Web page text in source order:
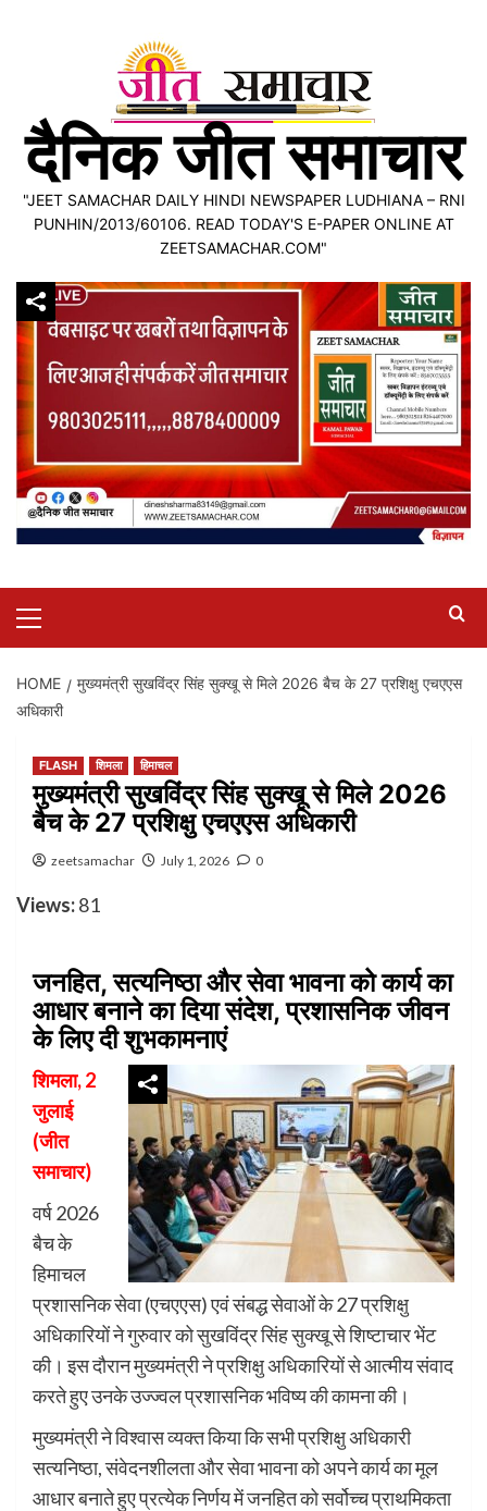
दैनिक जीत समाचार
"JEET SAMACHAR DAILY HINDI NEWSPAPER LUDHIANA – RNI
PUNHIN/2013/60106. READ TODAY'S E-PAPER ONLINE AT
ZEETSAMACHAR.COM"
Menu
HOME
मुख्यमंत्री सुखविंद्र सिंह सुक्खू से मिले 2026 बैच के 27 प्रशिक्षु एचएएस
अधिकारी
FLASH शिमला हिमाचल
मुख्यमंत्री सुखविंद्र सिंह सुक्खू से मिले 2026
बैच के 27 प्रशिक्षु एचएएस अधिकारी
zeetsamachar July 1, 2026 0
Views:81
जनहित, सत्यनिष्ठा और सेवा भावना को कार्य का
आधार बनाने का दिया संदेश, प्रशासनिक जीवन
के लिए दी शुभकामनाएं
शिमला, 2
जुलाई
(जीत
समाचार)
वर्ष 2026
बैच के
हिमाचल
प्रशासनिक सेवा (एचएएस) एवं संबद्ध सेवाओं के 27 प्रशिक्षु
अधिकारियों ने गुरुवार कोसुखविंद्र सिंह सुक्खूसे शिष्टाचार भेंट
की। इस दौरान मुख्यमंत्री ने प्रशिक्षु अधिकारियों से आत्मीय संवाद
करते हुए उनके उज्ज्वल प्रशासनिक भविष्य की कामना की।
मुख्यमंत्री ने विश्वास व्यक्त किया कि सभी प्रशिक्षु अधिकारी
सत्यनिष्ठा, संवेदनशीलता और सेवा भावना को अपने कार्य का मूल
आधार बनाते हुए प्रत्येक निर्णय में जनहित को सर्वोच्च प्राथमिकता